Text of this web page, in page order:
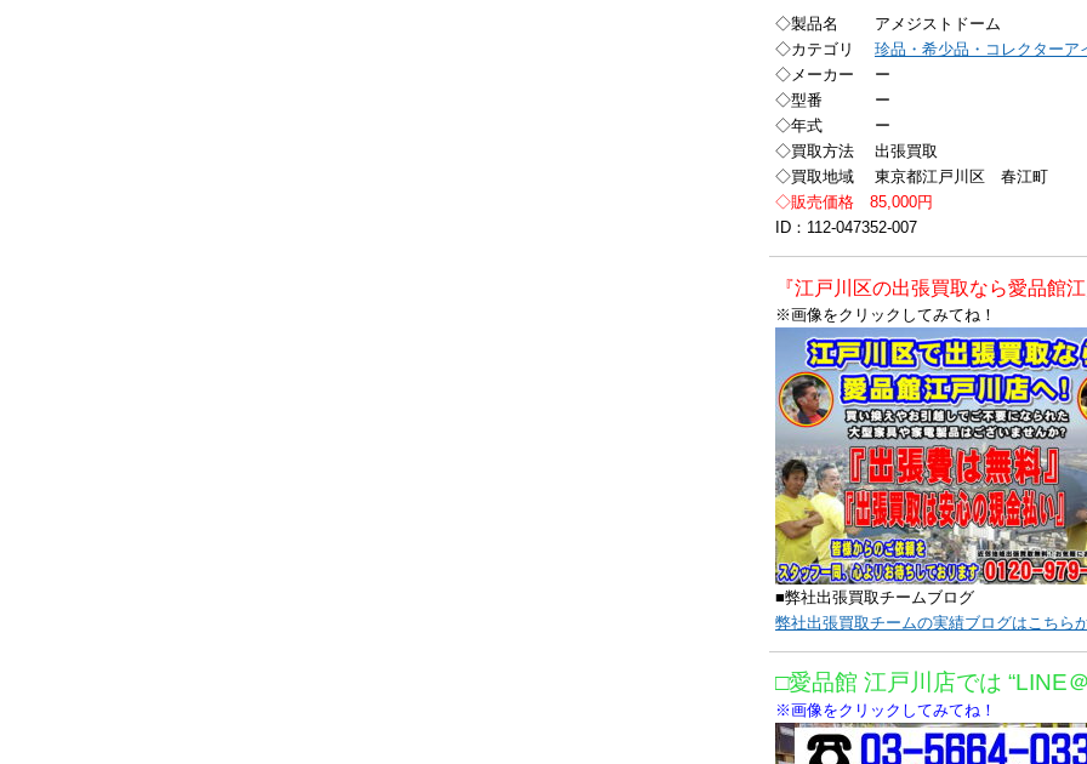
◇製品名 アメジストドーム
◇カテゴリ 珍品・希少品・コレクターア
◇メーカー ー
◇型番 ー
◇年式 ー
◇買取方法 出張買取
◇買取地域 東京都江戸川区 春江町
◇販売価格 85,000円
ID：112-047352-007
『江戸川区の出張買取なら愛品館
※画像をクリックしてみてね！
■弊社出張買取チームブログ
弊社出張買取チームの実績ブログはこちら
□愛品館 江戸川店では “LINE
※画像をクリックしてみてね！